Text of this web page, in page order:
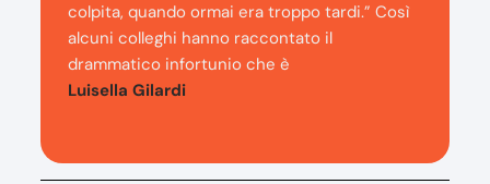
colpita, quando ormai era troppo tardi.” Così
alcuni colleghi hanno raccontato il
drammatico infortunio che è
Luisella Gilardi